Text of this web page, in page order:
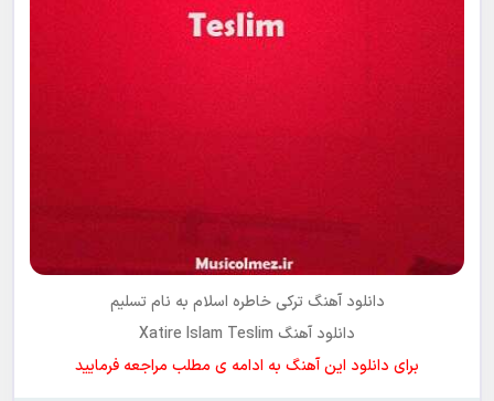
دانلود آهنگ ترکیخاطره اسلام به نامتسلیم
دانلود آهنگ Xatire Islam Teslim
برای دانلود این آهنگ به ادامه ی مطلب مراجعه فرمایید